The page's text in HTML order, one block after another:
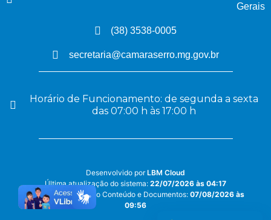
Gerais
(38) 3538-0005
secretaria@camaraserro.mg.gov.br
Horário de Funcionamento: de segunda a sexta
das 07:00 h às 17:00 h
Desenvolvido porLBM Cloud
Última atualização do sistema: 22/07/2026 às 04:17
Última atualização do Conteúdo e Documentos: 07/08/2026 às
09:56